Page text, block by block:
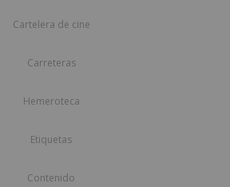
Cartelera de cine
Carreteras
Hemeroteca
Etiquetas
Contenido